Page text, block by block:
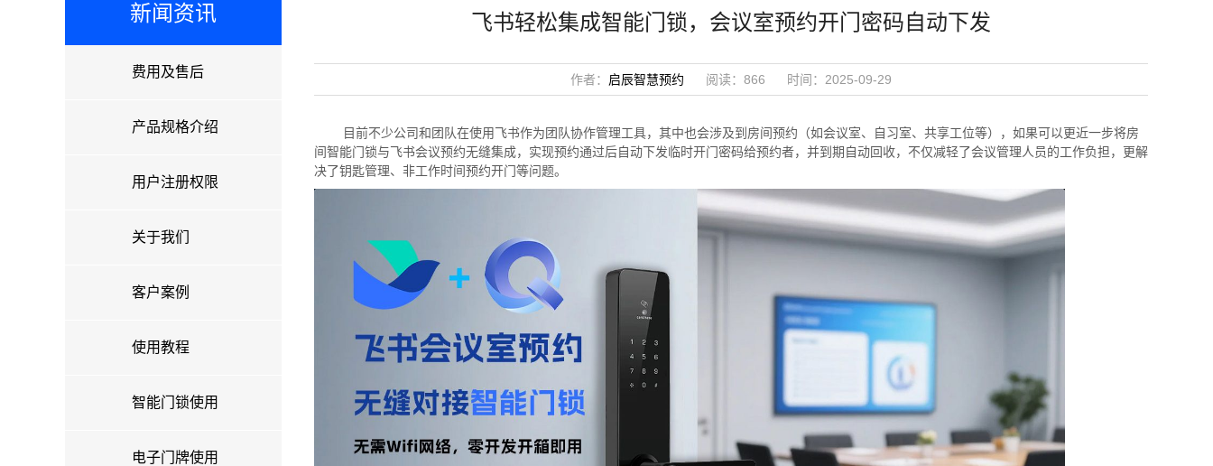
新闻资讯
费用及售后
产品规格介绍
用户注册权限
关于我们
客户案例
使用教程
智能门锁使用
电子门牌使用
飞书轻松集成智能门锁，会议室预约开门密码自动下发
作者： 启辰智慧预约 阅读：866 时间：2025-09-29
目前不少公司和团队在使用飞书作为团队协作管理工具，其中也会涉及到房间预约（如会议室、自习室、共享工位等），如果可以更近一步将房
间智能门锁与飞书会议预约无缝集成，实现预约通过后自动下发临时开门密码给预约者，并到期自动回收，不仅减轻了会议管理人员的工作负担，更解
决了钥匙管理、非工作时间预约开门等问题。